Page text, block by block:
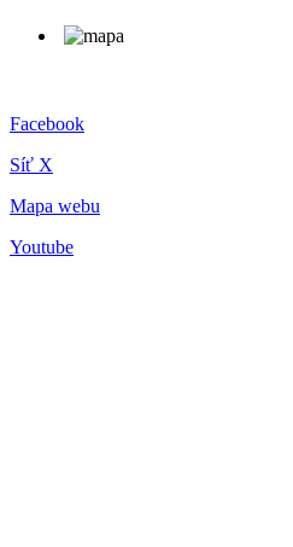
Facebook
Síť X
Mapa webu
Youtube